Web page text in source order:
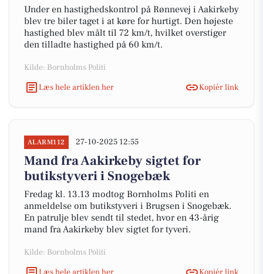
Under en hastighedskontrol på Rønnevej i Aakirkeby
blev tre biler taget i at køre for hurtigt. Den højeste
hastighed blev målt til 72 km/t, hvilket overstiger
den tilladte hastighed på 60 km/t.
Kilde: Bornholms Politi
Læs hele artiklen her
Kopiér link
ALARM112 27-10-2025 12:55
Mand fra Aakirkeby sigtet for
butikstyveri i Snogebæk
Fredag kl. 13.13 modtog Bornholms Politi en
anmeldelse om butikstyveri i Brugsen i Snogebæk.
En patrulje blev sendt til stedet, hvor en 43-årig
mand fra Aakirkeby blev sigtet for tyveri.
Kilde: Bornholms Politi